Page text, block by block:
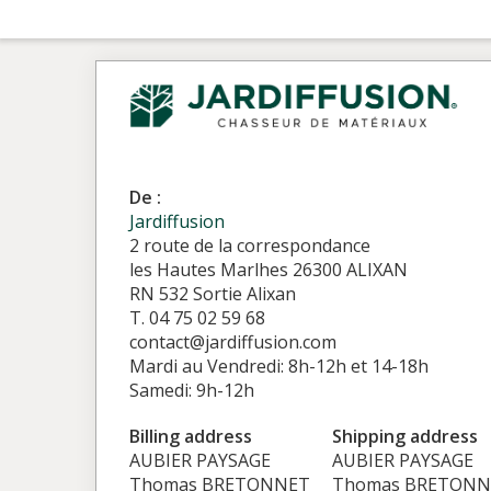
De :
Jardiffusion
2 route de la correspondance
les Hautes Marlhes 26300 ALIXAN
RN 532 Sortie Alixan
T. 04 75 02 59 68
contact@jardiffusion.com
Mardi au Vendredi: 8h-12h et 14-18h
Samedi: 9h-12h
Billing address
AUBIER PAYSAGE
Thomas BRETONNET
Shipping address
AUBIER PAYSAGE
Thomas